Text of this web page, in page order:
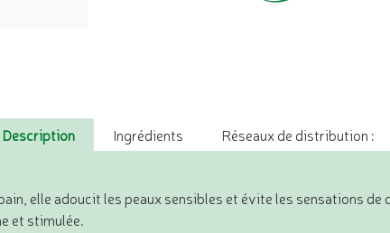
Description Ingrédients Réseaux de distribution :
elle adoucit les peaux sensibles et évite les sensations de
et stimulée.